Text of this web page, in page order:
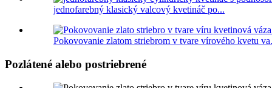
jednofarebný klasický valcový kvetináč po...
Pokovovanie zlatom striebrom v tvare vírového kvetu
Pozlátené alebo postriebrené